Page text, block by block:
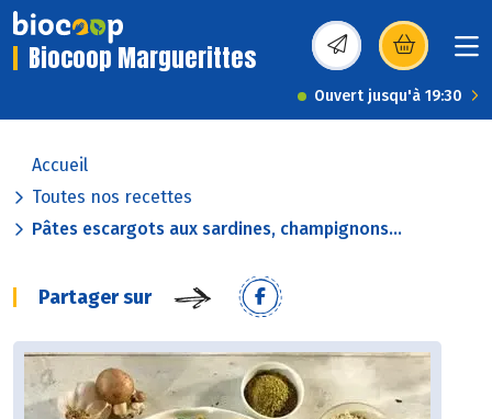
Biocoop Marguerittes (s’ouvre dans une
Ouvert jusqu'à 19:30
Accueil
Toutes nos recettes
Pâtes escargots aux sardines, champignons...
Partager sur